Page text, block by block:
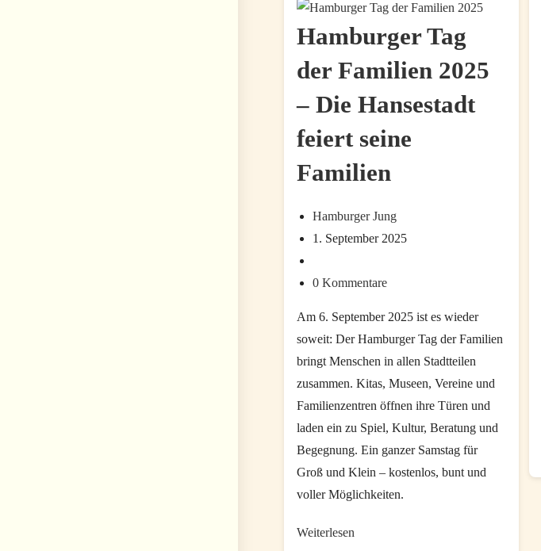
2025
–
Tanz
als
die
verstehen
Hamburger Tag
der Familien 2025
– Die Hansestadt
feiert seine
Familien
Beitrags-
Autor:
Hamburger Jung
Beitrag
geändert
1. September 2025
Kategorie:
Beitrags-
0 Kommentare
Am 6. September 2025 ist es wieder
soweit: Der Hamburger Tag der Familien
bringt Menschen in allen Stadtteilen
zusammen. Kitas, Museen, Vereine und
Familienzentren öffnen ihre Türen und
laden ein zu Spiel, Kultur, Beratung und
Begegnung. Ein ganzer Samstag für
Groß und Klein – kostenlos, bunt und
voller Möglichkeiten.
Weiterlesen